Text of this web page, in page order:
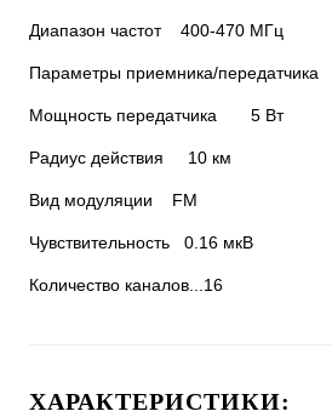
Диапазон частот 400-470 МГц
Параметры приемника/передатчика
Мощность передатчика 5 Вт
Радиус действия 10 км
Вид модуляции FM
Чувствительность 0.16 мкВ
Количество каналов...16
ХАРАКТЕРИСТИКИ: